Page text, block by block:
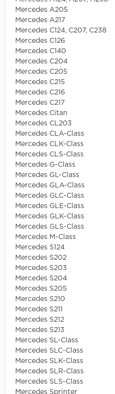
Mercedes A205
Mercedes A217
Mercedes C124, C207, C238
Mercedes C126
Mercedes C140
Mercedes C204
Mercedes C205
Mercedes C215
Mercedes C216
Mercedes C217
Mercedes Citan
Mercedes CL203
Mercedes CLA-Class
Mercedes CLK-Class
Mercedes CLS-Class
Mercedes G-Class
Mercedes GL-Class
Mercedes GLA-Class
Mercedes GLC-Class
Mercedes GLE-Class
Mercedes GLK-Class
Mercedes GLS-Class
Mercedes M-Class
Mercedes S124
Mercedes S202
Mercedes S203
Mercedes S204
Mercedes S205
Mercedes S210
Mercedes S211
Mercedes S212
Mercedes S213
Mercedes SL-Class
Mercedes SLC-Class
Mercedes SLK-Class
Mercedes SLR-Class
Mercedes SLS-Class
Mercedes Sprinter